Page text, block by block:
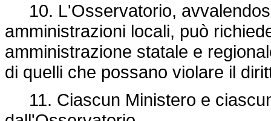
10. L'Osservatorio,
amministrazioni locali, può
amministrazione statale e
di quelli che possano violare il
11. Ciascun Ministero e